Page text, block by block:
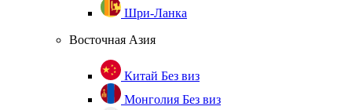
Шри-Ланка
Восточная Азия
Китай Без виз
Монголия Без виз